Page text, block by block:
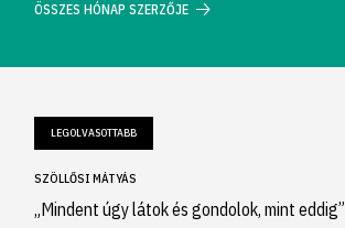
ÖSSZES HÓNAP SZERZŐJE
LEGOLVASOTTABB
SZÖLLŐSI MÁTYÁS
„Mindent úgy látok és gondolok, mint eddig”